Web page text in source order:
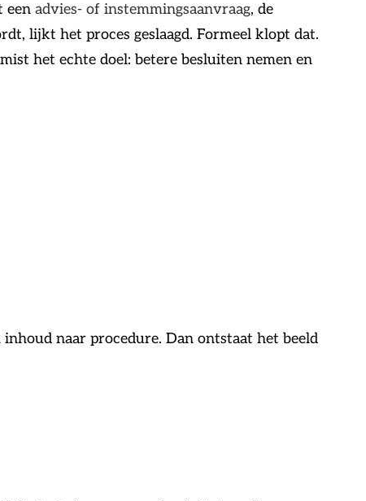
een advies- of instemmingsaanvraag, de
lijkt het proces geslaagd. Formeel klopt dat.
het echte doel: betere besluiten nemen en
naar procedure. Dan ontstaat het beeld